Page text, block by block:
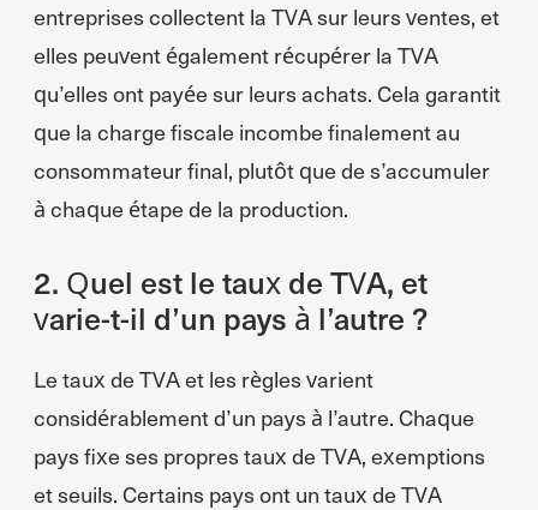
entreprises collectent la TVA sur leurs ventes, et
elles peuvent également récupérer la TVA
qu’elles ont payée sur leurs achats. Cela garantit
que la charge fiscale incombe finalement au
consommateur final, plutôt que de s’accumuler
à chaque étape de la production.
2. Quel est le taux de TVA, et
varie-t-il d’un pays à l’autre ?
Le taux de TVA et les règles varient
considérablement d’un pays à l’autre. Chaque
pays fixe ses propres taux de TVA, exemptions
et seuils. Certains pays ont un taux de TVA